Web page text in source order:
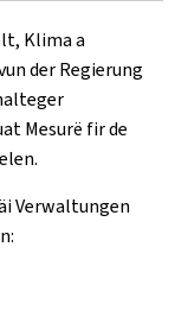
Klima a
der Regierung
Mesurë fir de
Verwaltungen